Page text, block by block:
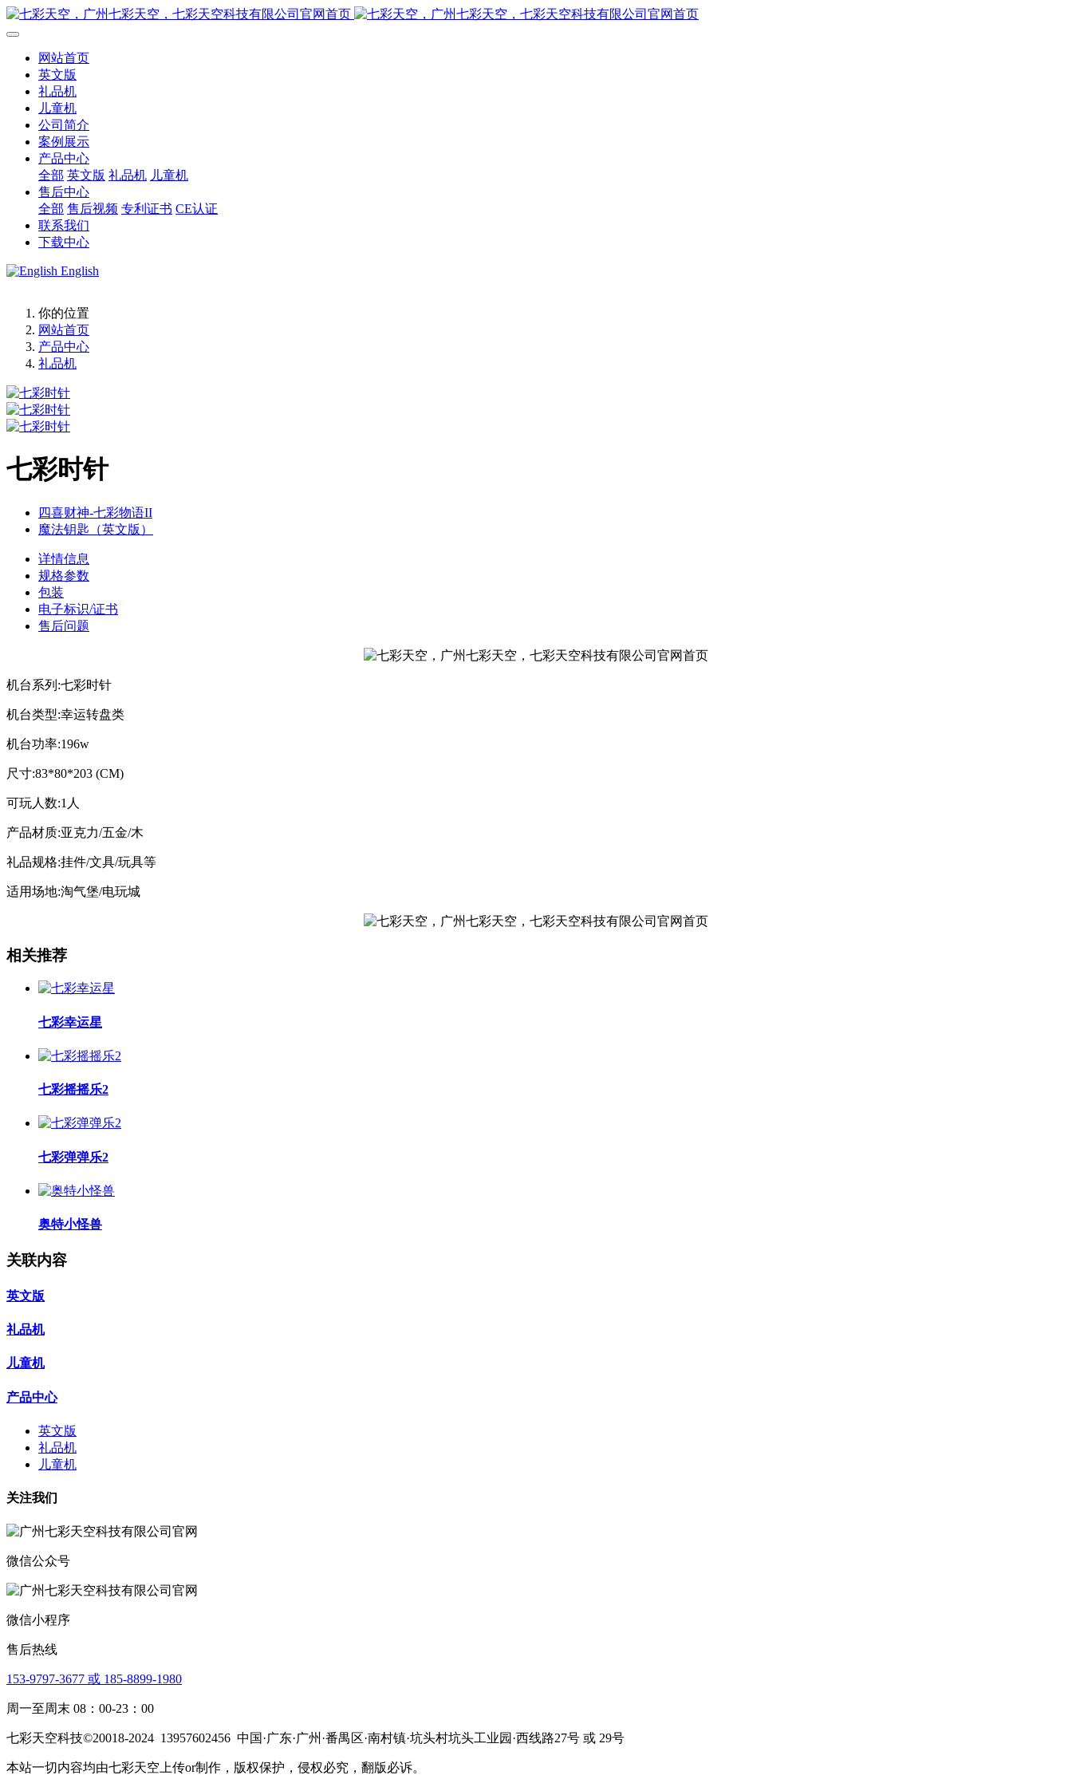
网站首页
英文版
礼品机
儿童机
公司简介
案例展示
产品中心
全部 英文版 礼品机 儿童机
售后中心
全部 售后视频 专利证书 CE认证
联系我们
下载中心
English
你的位置
网站首页
产品中心
礼品机
七彩时针
四喜财神-七彩物语II
魔法钥匙（英文版）
详情信息
规格参数
包装
电子标识/证书
售后问题
机台系列:七彩时针
机台类型:幸运转盘类
机台功率:196w
尺寸:83*80*203 (CM)
可玩人数:1人
产品材质:亚克力/五金/木
礼品规格:挂件/文具/玩具等
适用场地:淘气堡/电玩城
相关推荐
七彩幸运星
七彩摇摇乐2
七彩弹弹乐2
奥特小怪兽
关联内容
英文版
礼品机
儿童机
产品中心
英文版
礼品机
儿童机
关注我们
微信公众号
微信小程序
售后热线
153-9797-3677 或 185-8899-1980
周一至周末 08：00-23：00
七彩天空科技©20018-2024 13957602456 中国·广东·广州·番禺区·南村镇·坑头村坑头工业园·西线路27号 或 29号
本站一切内容均由七彩天空上传or制作，版权保护，侵权必究，翻版必诉。